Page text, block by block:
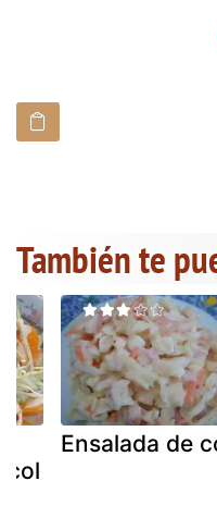
También te
col
Ensalada de